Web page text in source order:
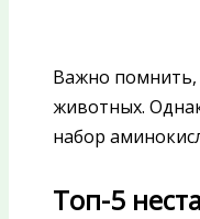
Важно помнить,
животных.
набор
Топ-5